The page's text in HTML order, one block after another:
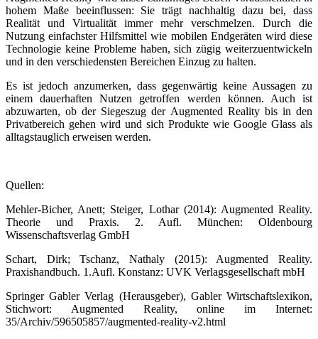
hohem Maße beeinflussen: Sie trägt nachhaltig dazu bei, dass
Realität und Virtualität immer mehr verschmelzen. Durch die
Nutzung einfachster Hilfsmittel wie mobilen Endgeräten wird diese
Technologie keine Probleme haben, sich zügig weiterzuentwickeln
und in den verschiedensten Bereichen Einzug zu halten.
Es ist jedoch anzumerken, dass gegenwärtig keine Aussagen zu
einem dauerhaften Nutzen getroffen werden können. Auch ist
abzuwarten, ob der Siegeszug der Augmented Reality bis in den
Privatbereich gehen wird und sich Produkte wie Google Glass als
alltagstauglich erweisen werden.
Quellen:
Mehler-Bicher, Anett; Steiger, Lothar (2014): Augmented Reality.
Theorie und Praxis. 2. Aufl. München: Oldenbourg
Wissenschaftsverlag GmbH
Schart, Dirk; Tschanz, Nathaly (2015): Augmented Reality.
Praxishandbuch. 1.Aufl. Konstanz: UVK Verlagsgesellschaft mbH
Springer Gabler Verlag (Herausgeber), Gabler Wirtschaftslexikon,
Stichwort: Augmented Reality, online im Internet:
35/Archiv/596505857/augmented-reality-v2.html